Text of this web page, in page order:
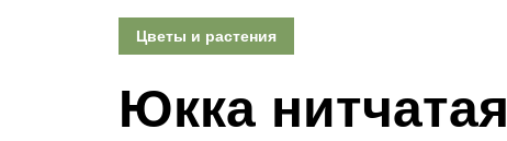
Цветы и растения
Юкка нитчатая